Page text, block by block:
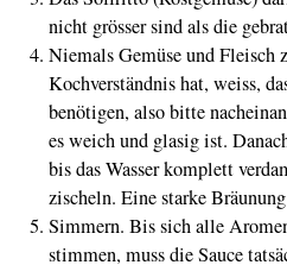
nicht grösser sind als die
Niemals Gemüse und Fleisch
Kochverständnis hat, weiss,
benötigen, also bitte
es weich und glasig ist.
bis das Wasser komplett
zischeln. Eine starke
Simmern. Bis sich alle
stimmen, muss die Sauce